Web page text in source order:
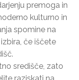
premoga in
kulturno in
spomine na
če iščete
središče, zato
raziskati na